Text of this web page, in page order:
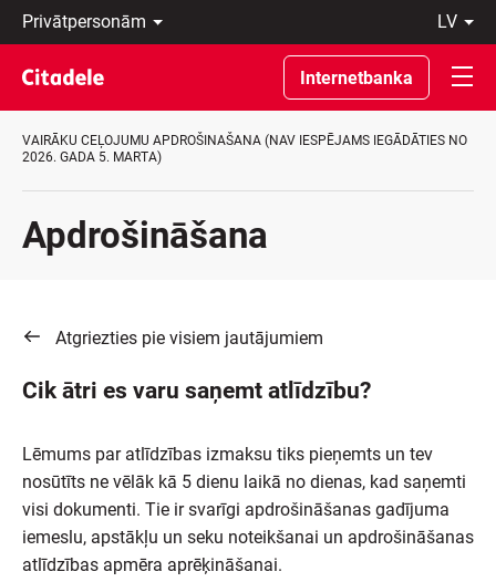
Privātpersonām
Uzņēmumiem
Private
Banking
Par
banku
C
lv
Latviski
По-
русски
In
English
Internetbanka
VAIRĀKU CEĻOJUMU APDROŠINAŠANA (NAV IESPĒJAMS IEGĀDĀTIES NO
2026. GADA 5. MARTA)
Apdrošināšana
Atgriezties pie visiem jautājumiem
Cik ātri es varu saņemt atlīdzību?
Lēmums par atlīdzības izmaksu tiks pieņemts un tev
nosūtīts ne vēlāk kā 5 dienu laikā no dienas, kad saņemti
visi dokumenti. Tie ir svarīgi apdrošināšanas gadījuma
iemeslu, apstākļu un seku noteikšanai un apdrošināšanas
atlīdzības apmēra aprēķināšanai.